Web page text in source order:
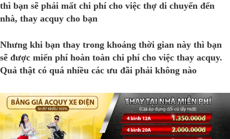
thì bạn sẽ phải mất chi phí cho việc thợ di chuyển đến
nhà, thay acquy cho bạn
Nhưng khi bạn thay trong khoảng thời gian này thì bạn
sẽ được miến phí hoàn toàn chi phí cho việc thay acquy.
Quả thật có quá nhiều các ưu đãi phải không nào